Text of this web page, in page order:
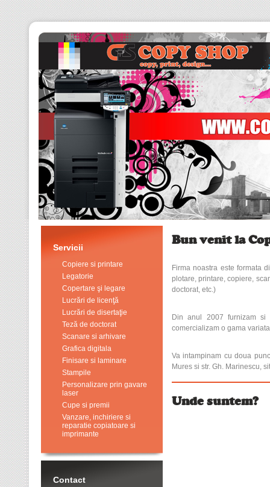
Servicii
Copiere si printare
Legatorie
Copertare şi legare
Lucrări de licenţă
Lucrări de disertaţie
Teză de doctorat
Scanare si arhivare
Grafica digitala
Finisare si laminare
Stampile
Personalizare prin gavare
laser
Cupe si premii
Vanzare, inchiriere si
reparatie copiatoare si
imprimante
Contact
Bun venit la
Firma noastra este formata
plotare, printare, copiere,
doctorat, etc.)
Din anul 2007 furnizam si
comercializam o gama
Va intampinam cu doua
Mures si str. Gh. Marinescu,
Unde suntem?